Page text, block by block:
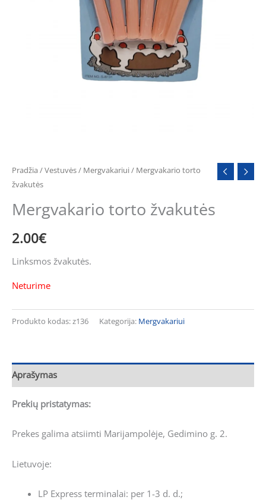
Pradžia /Vestuvės/ Mergvakariui/ Mergvakario torto
žvakutės
Mergvakario torto žvakutės
2.00€
Linksmos žvakutės.
Neturime
Produkto kodas:z136 Kategorija: Mergvakariui
Aprašymas
Prekių pristatymas:
Prekes galima atsiimti Marijampolėje, Gedimino g. 2.
Lietuvoje:
LP Express terminalai: per 1-3 d. d.;